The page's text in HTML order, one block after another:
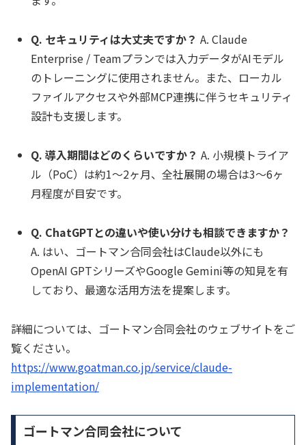
Q. セキュリティは大丈夫ですか？ A. Claude
Enterprise / Teamプランでは入力データがAIモデル
のトレーニングに使用されません。また、ローカル
ファイルアクセスや外部MCP連携に伴うセキュリティ
設計も支援します。
Q. 導入期間はどのくらいですか？ A. 小規模トライア
ル（PoC）は約1〜2ヶ月、全社展開の場合は3〜6ヶ
月程度が目安です。
Q. ChatGPTとの違いや使い分けも相談できますか？
A. はい、ゴートマン合同会社はClaude以外にも
OpenAI GPTシリーズやGoogle Gemini等の知見を有
しており、最適な活用方法を提案します。
詳細については、ゴートマン合同会社のウェブサイトをご
覧ください。
https://www.goatman.co.jp/service/claude-
implementation/
ゴートマン合同会社について